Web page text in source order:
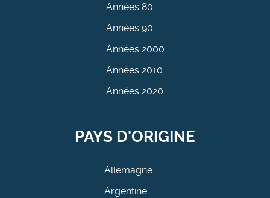
Années 80
Années 90
Années 2000
Années 2010
Années 2020
PAYS D'ORIGINE
Allemagne
Argentine